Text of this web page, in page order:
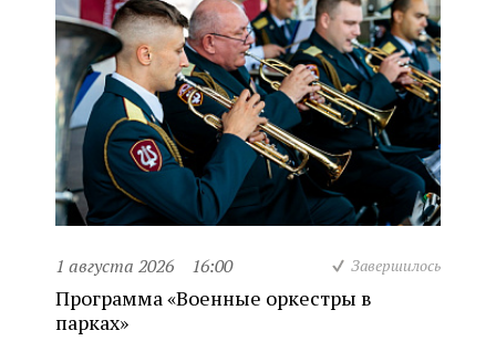
1 августа 2026 16:00 Завершилось
Программа «Военные оркестры в
парках»